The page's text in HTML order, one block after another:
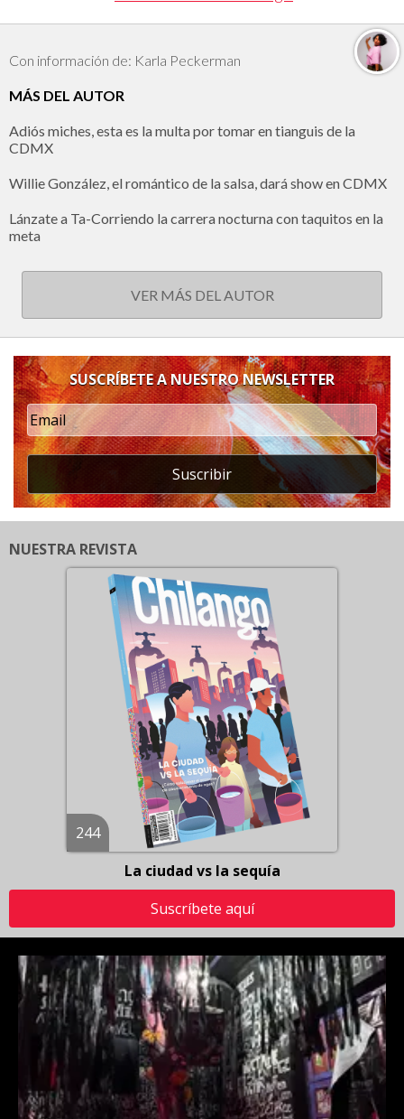
Con información de: Karla Peckerman
MÁS DEL AUTOR
Adiós miches, esta es la multa por tomar en tianguis de la
CDMX
Willie González, el romántico de la salsa, dará show en CDMX
Lánzate a Ta-Corriendo la carrera nocturna con taquitos en la
meta
VER MÁS DEL AUTOR
SUSCRÍBETE A NUESTRO NEWSLETTER
Suscribir
NUESTRA REVISTA
244
La ciudad vs la sequía
Suscríbete aquí